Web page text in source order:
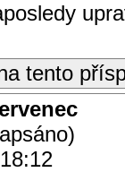
tento